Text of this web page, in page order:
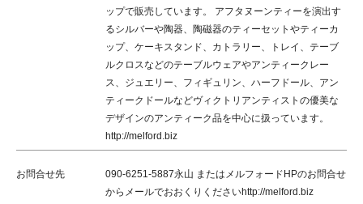
ップで販売しています。 アフタヌーンティーを演出す
るシルバーや陶器、陶磁器のティーセットやティーカ
ップ、ケーキスタンド、カトラリー、トレイ、テーブ
ルクロスなどのテーブルウェアやアンティークレー
ス、ジュエリー、フィギュリン、ハーフドール、アン
ティークドールなどヴィクトリアンティストの優美な
デザインのアンティーク品を中心に扱っています。
http://melford.biz
お問合せ先
090-6251-5887永山 またはメルフォードHPのお問合せ
からメールでおおくりくださいhttp://melford.biz